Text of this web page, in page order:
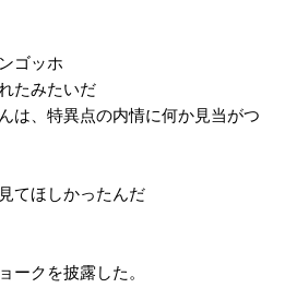
ゴッホ
たみたいだ
は、特異点の内情に何か見当がつ
てほしかったんだ
ークを披露した。